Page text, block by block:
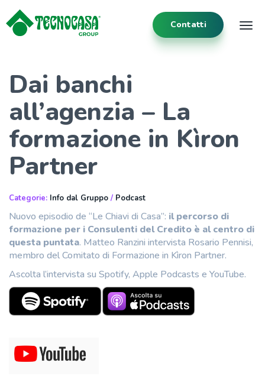
Contatti
Dai banchi
all’agenzia – La
formazione in Kìron
Partner
Categorie: Info dal Gruppo / Podcast
Nuovo episodio de “Le Chiavi di Casa”: il percorso di
formazione per i Consulenti del Credito è al centro di
questa puntata. Matteo Ranzini intervista Rosario Pennisi,
membro del Comitato di Formazione in Kìron Partner.
Ascolta l’intervista su Spotify, Apple Podcasts e YouTube.